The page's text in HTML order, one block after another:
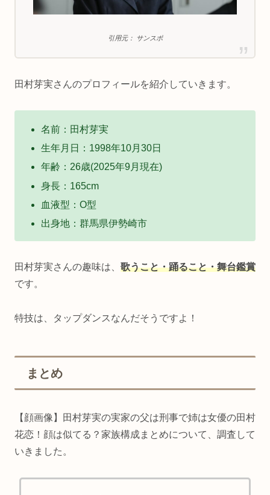
引用元： サンスポ
田村芽実さんのプロフィールを紹介していきます。
名前：田村芽実
生年月日：1998年10月30日
年齢：26歳(2025年9月現在)
身長：165cm
血液型：O型
出身地：群馬県伊勢崎市
田村芽実さんの趣味は、 歌うこと・踊ること・舞台鑑賞
です。
特技は、タップダンスなんだそうですよ！
まとめ
【顔画像】田村芽実の実家の父は刑事で姉は女優の田村
花恋！顔は似てる？家族構成まとめについて、調査して
いきました。